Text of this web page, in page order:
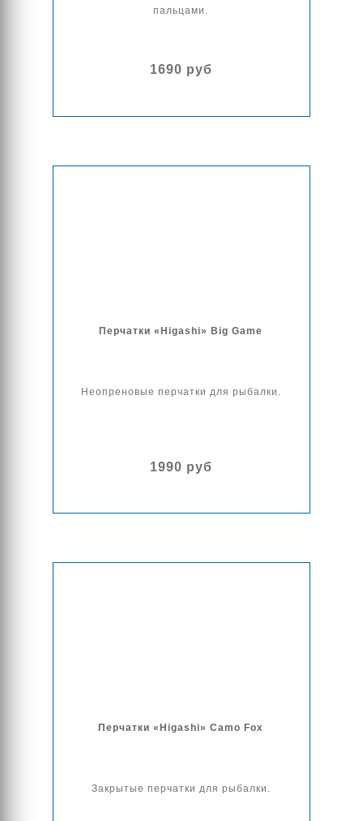
пальцами.
1690 руб
Перчатки «Higashi» Big Game
Неопреновые перчатки для рыбалки.
1990 руб
Перчатки «Higashi» Camo Fox
Закрытые перчатки для рыбалки.